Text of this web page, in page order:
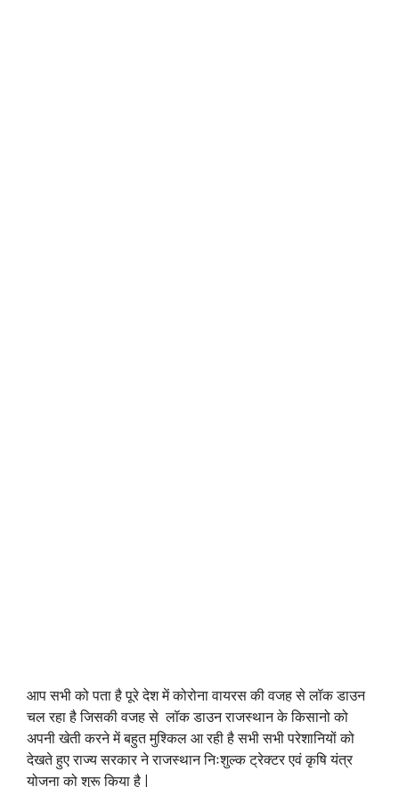
आप सभी को पता है पूरे देश में कोरोना वायरस की वजह से लॉक डाउन
चल रहा है जिसकी वजह से लॉक डाउन राजस्थान के किसानो को
अपनी खेती करने में बहुत मुश्किल आ रही है सभी सभी परेशानियों को
देखते हुए राज्य सरकार ने राजस्थान निःशुल्क ट्रेक्टर एवं कृषि यंत्र
योजना को शुरू किया है |